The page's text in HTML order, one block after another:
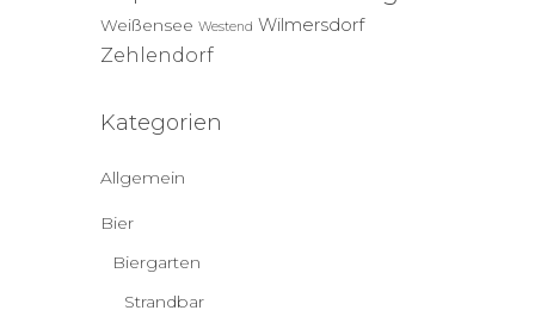
Weißensee Westend Wilmersdorf
Zehlendorf
Kategorien
Allgemein
Bier
Biergarten
Strandbar